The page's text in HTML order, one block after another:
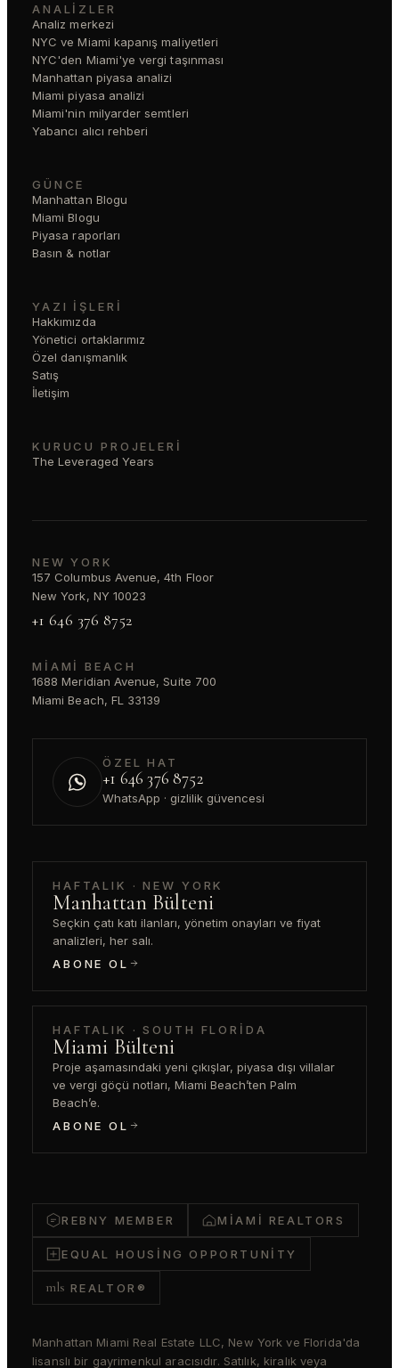
ANALIZLER
Analiz merkezi
NYC ve Miami kapanış maliyetleri
NYC'den Miami'ye vergi taşınması
Manhattan piyasa analizi
Miami piyasa analizi
Miami'nin milyarder semtleri
Yabancı alıcı rehberi
GÜNCE
Manhattan Blogu
Miami Blogu
Piyasa raporları
Basın & notlar
YAZI İŞLERI
Hakkımızda
Yönetici ortaklarımız
Özel danışmanlık
Satış
İletişim
KURUCU PROJELERI
The Leveraged Years
NEW YORK
157 Columbus Avenue, 4th Floor
New York, NY 10023
+1 646 376 8752
MIAMI BEACH
1688 Meridian Avenue, Suite 700
Miami Beach, FL 33139
ÖZEL HAT
+1 646 376 8752
WhatsApp · gizlilik güvencesi
HAFTALIK · NEW YORK
Manhattan Bülteni
Seçkin çatı katı ilanları, yönetim onayları ve fiyat
analizleri, her salı.
ABONE OL
HAFTALIK · SOUTH FLORIDA
Miami Bülteni
Proje aşamasındaki yeni çıkışlar, piyasa dışı villalar
ve vergi göçü notları, Miami Beach’ten Palm
Beach’e.
ABONE OL
REBNY MEMBER MIAMI REALTORS
EQUAL HOUSING OPPORTUNITY
mls REALTOR®
Manhattan Miami Real Estate LLC, New York ve Florida'da
lisanslı bir gayrimenkul aracısıdır. Satılık, kiralık veya